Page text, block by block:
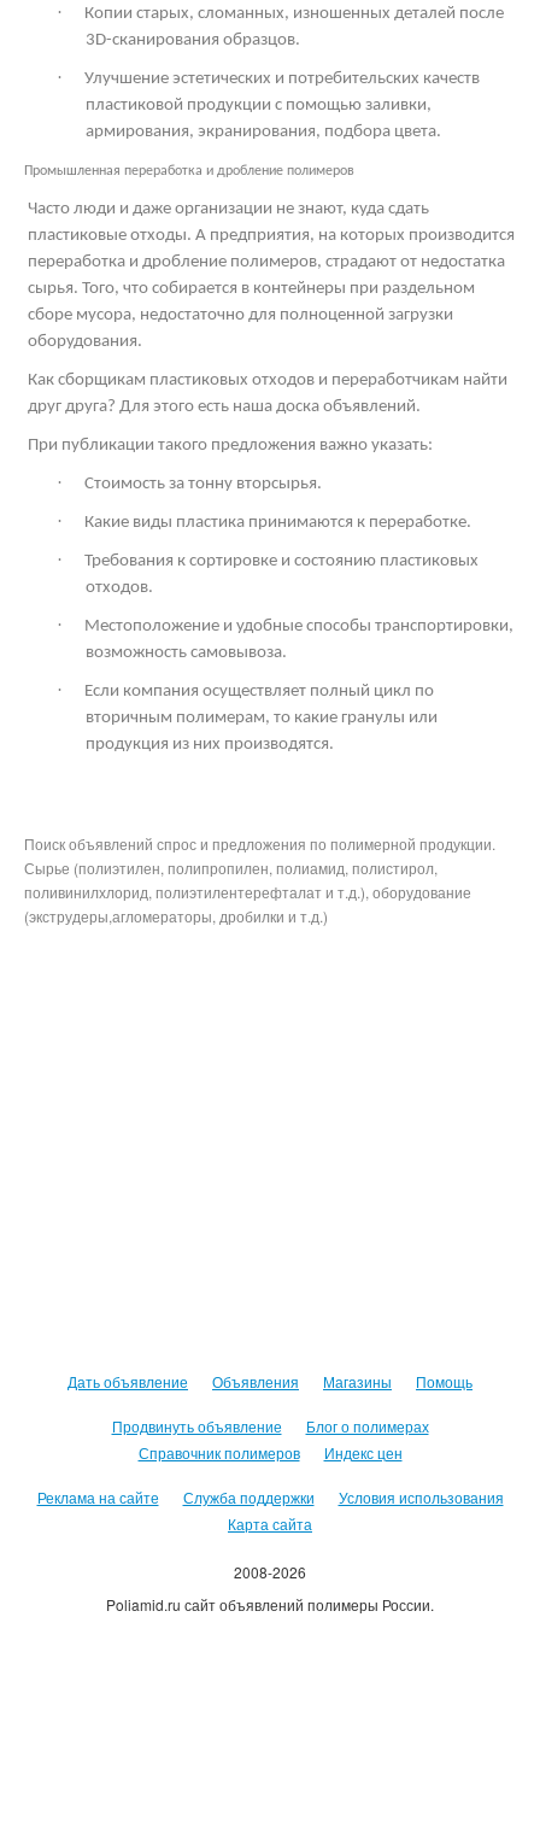
·
Копии старых, сломанных, изношенных деталей после
3D-сканирования образцов.
·
Улучшение эстетических и потребительских качеств
пластиковой продукции с помощью заливки,
армирования, экранирования, подбора цвета.
Промышленная переработка и дробление полимеров
Часто люди и даже организации не знают, куда сдать
пластиковые отходы. А предприятия, на которых производится
переработка и дробление полимеров, страдают от недостатка
сырья. Того, что собирается в контейнеры при раздельном
сборе мусора, недостаточно для полноценной загрузки
оборудования.
Как сборщикам пластиковых отходов и переработчикам найти
друг друга? Для этого есть наша доска объявлений.
При публикации такого предложения важно указать:
· Стоимость за тонну вторсырья.
· Какие виды пластика принимаются к переработке.
·
Требования к сортировке и состоянию пластиковых
отходов.
·
Местоположение и удобные способы транспортировки,
возможность самовывоза.
·
Если компания осуществляет полный цикл по
вторичным полимерам, то какие гранулы или
продукция из них производятся.
Поиск объявлений спрос и предложения по полимерной продукции.
Сырье (полиэтилен, полипропилен, полиамид, полистирол,
поливинилхлорид, полиэтилентерефталат и т.д.), оборудование
(экструдеры,агломераторы, дробилки и т.д.)
Дать объявление Объявления Магазины Помощь
Продвинуть объявление
Блог о полимерах
Справочник полимеров
Индекс цен
Реклама на сайте Служба поддержки
Условия использования
Карта сайта
2008-2026
Poliamid.ru сайт объявлений полимеры России.